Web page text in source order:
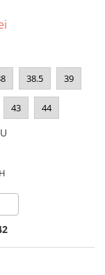
38.5 39
43 44